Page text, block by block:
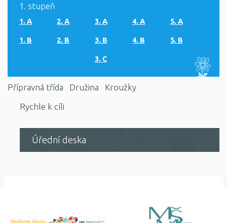
1. stupeň
1. A
1. B
2. A
2. B
3. A
3. B
3. C
4. A
4. B
5. A
5. B
Přípravná třída Družina
Kroužky
Rychle k cíli
Úřední deska